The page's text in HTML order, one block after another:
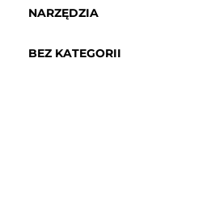
NARZĘDZIA
BEZ KATEGORII